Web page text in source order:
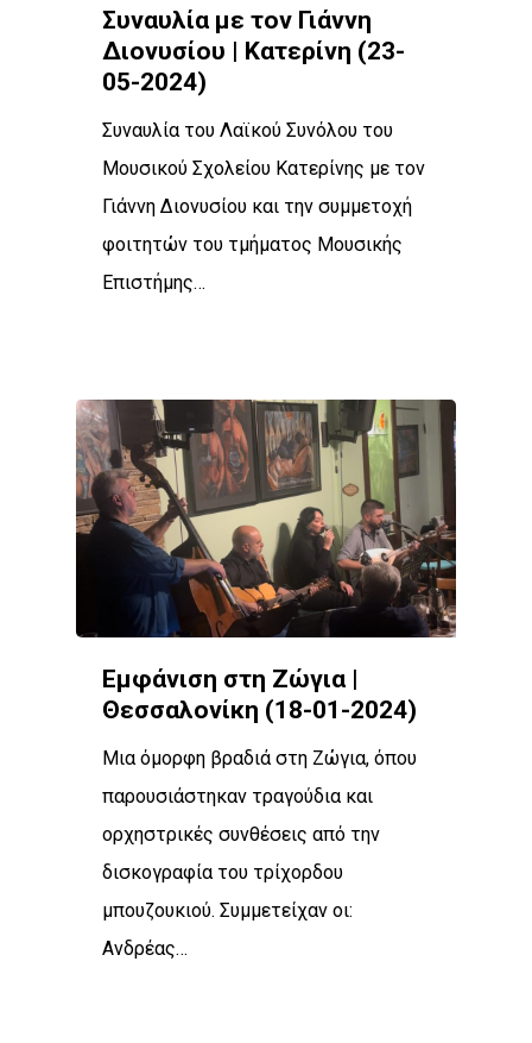
Συναυλία με τον Γιάννη
Διονυσίου | Κατερίνη (23-
05-2024)
Συναυλία του Λαϊκού Συνόλου του
Μουσικού Σχολείου Κατερίνης με τον
Γιάννη Διονυσίου και την συμμετοχή
φοιτητών του τμήματος Μουσικής
Επιστήμης…
Εμφάνιση στη Ζώγια |
Θεσσαλονίκη (18-01-2024)
Μια όμορφη βραδιά στη Ζώγια, όπου
παρουσιάστηκαν τραγούδια και
ορχηστρικές συνθέσεις από την
δισκογραφία του τρίχορδου
μπουζουκιού. Συμμετείχαν οι:
Ανδρέας…